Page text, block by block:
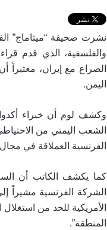
نشرت صحيفة “ميتاماج”
والفلسفية، الذي قدم
الصراع مع إيران،
اليمن.
وكشف لوم أن خبراء
الشعب اليمني من
الفرنسية العملاقة في مجال
كما يكشف الكاتب أن
الشركة الفرنسية مشيراً
الأمريكية للحد من
المنطقة”.